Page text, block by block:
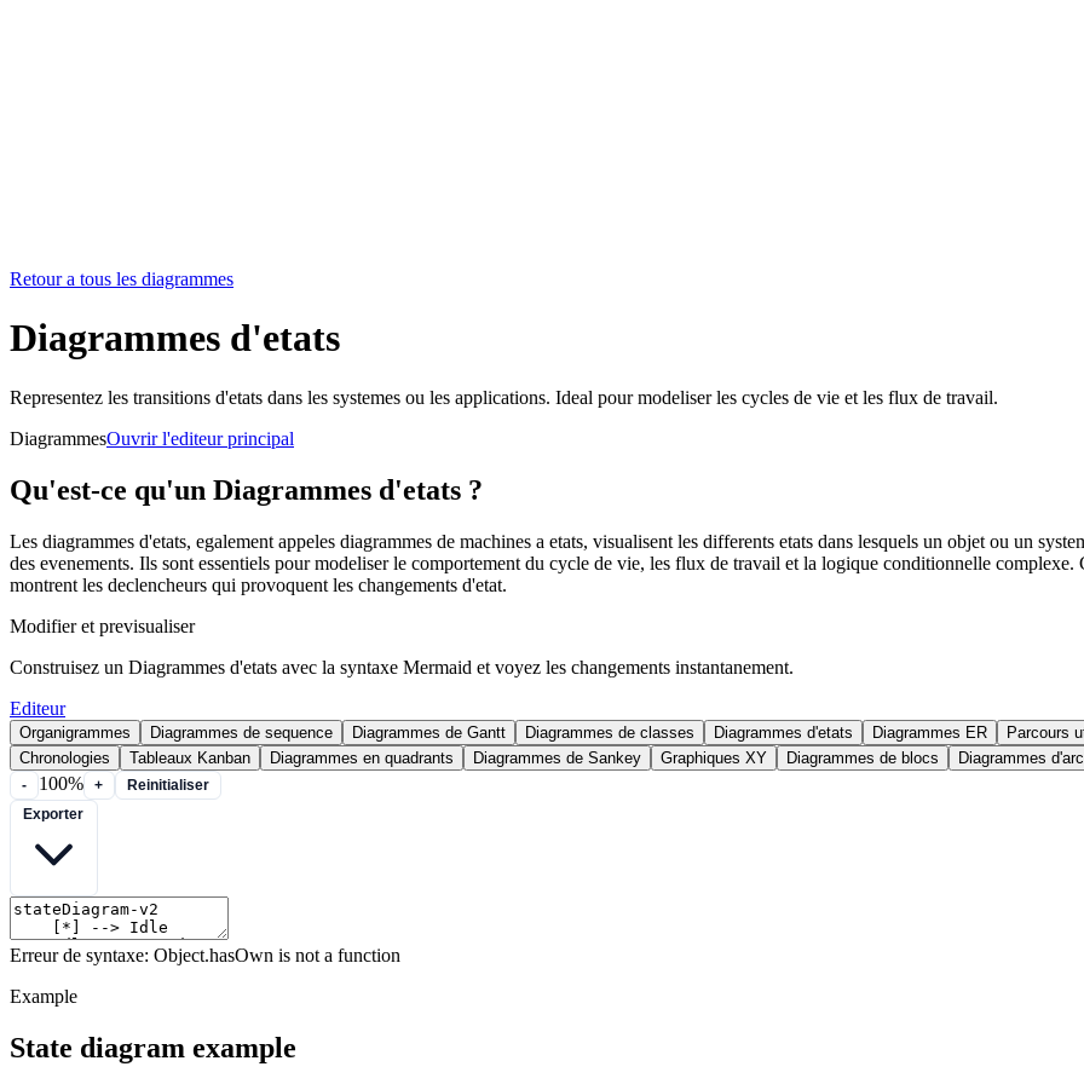
Retour a tous les diagrammes
Diagrammes d'etats
Representez les transitions d'etats dans les systemes ou les applications. Ideal pour modeliser les cycles de vie et les flux de travail.
DiagrammesOuvrir l'editeur principal
Qu'est-ce qu'un Diagrammes d'etats ?
Les diagrammes d'etats, egalement appeles diagrammes de machines a etats, visualisent les differents etats dans lesquels un objet ou un
des evenements. Ils sont essentiels pour modeliser le comportement du cycle de vie, les flux de travail et la logique conditionnelle
montrent les declencheurs qui provoquent les changements d'etat.
Modifier et previsualiser
Construisez un Diagrammes d'etats avec la syntaxe Mermaid et voyez les changements instantanement.
Editeur
Organigrammes Diagrammes de sequence Diagrammes de Gantt Diagrammes de classes Diagrammes d'etats Diagrammes ER Parcours
Chronologies
Tableaux Kanban Diagrammes en quadrants Diagrammes de Sankey Graphiques XY Diagrammes de blocs Diagrammes
- 100% +
Reinitialiser
Erreur de syntaxe: Object.hasOwn is not a function
Example
State diagram example